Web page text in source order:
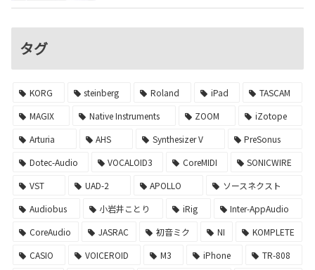
タグ
KORG steinberg Roland iPad
TASCAM
MAGIX
Native Instruments ZOOM
iZotope
Arturia
AHS Synthesizer V
PreSonus
Dotec-Audio
VOCALOID3 CoreMIDI
SONICWIRE
VST
UAD-2 APOLLO
ソースネクスト
Audiobus
小岩井ことり iRig
Inter-AppAudio
CoreAudio
JASRAC 初音ミク NI
KOMPLETE
CASIO
VOICEROID M3 iPhone
TR-808